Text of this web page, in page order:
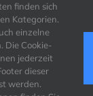
Seilpraktiker GmbH & Co.
derMarcus Schubert
finden sich
Kategorien.
einzelne
Die Cookie-
jederzeit
dieser
werden.